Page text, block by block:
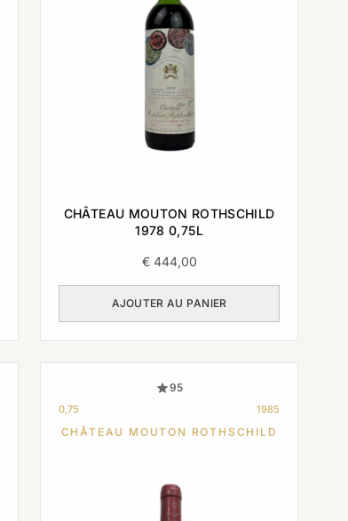
CHÂTEAU MOUTON ROTHSCHILD
1978 0,75L
€444,00
AJOUTER AU PANIER
95
0,75 1985
CHÂTEAU MOUTON ROTHSCHILD